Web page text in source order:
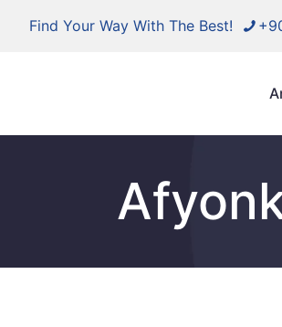
Find Your Way With The Best!